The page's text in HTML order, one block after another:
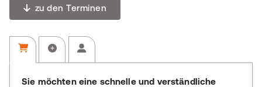
zu den Terminen
Sie möchten eine schnelle und verständliche